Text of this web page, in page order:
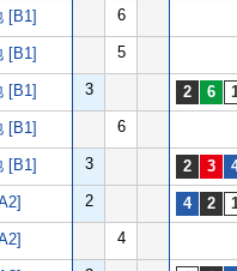
[B1] 6
[B1] 5
[B1] 3
[B1] 6
[B1] 3
2
4